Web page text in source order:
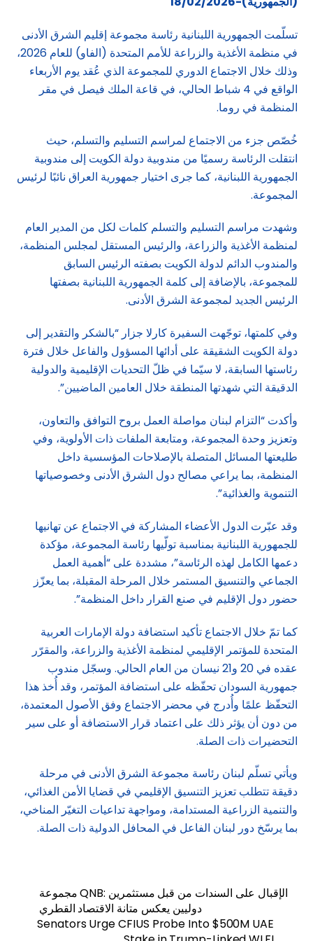
تسلّمت الجمهورية اللبنانية رئاسة مجموعة إقليم الشرق الأدنى
في منظمة الأغذية والزراعة للأمم المتحدة (الفاو) للعام 2026،
وذلك خلال الاجتماع الدوري للمجموعة الذي عُقد يوم الأربعاء
الواقع في 4 شباط الحالي، في قاعة الملك فيصل في مقر
المنظمة في روما.
خُصّص جزء من الاجتماع لمراسم التسليم والتسلم، حيث
انتقلت الرئاسة رسميًا من مندوبية دولة الكويت إلى مندوبية
الجمهورية اللبنانية، كما جرى اختيار جمهورية العراق نائبًا لرئيس
المجموعة.
وشهدت مراسم التسليم والتسلم كلمات لكل من المدير العام
لمنظمة الأغذية والزراعة، والرئيس المستقل لمجلس المنظمة،
والمندوب الدائم لدولة الكويت بصفته الرئيس السابق
للمجموعة، بالإضافة إلى كلمة الجمهورية اللبنانية بصفتها
الرئيس الجديد لمجموعة الشرق الأدنى.
وفي كلمتها، توجّهت السفيرة كارلا جزار “بالشكر والتقدير إلى
دولة الكويت الشقيقة على أدائها المسؤول والفاعل خلال فترة
رئاستها السابقة، لا سيّما في ظلّ التحديات الإقليمية والدولية
الدقيقة التي شهدتها المنطقة خلال العامين الماضيين”.
وأكدت “التزام لبنان مواصلة العمل بروح التوافق والتعاون،
وتعزيز وحدة المجموعة، ومتابعة الملفات ذات الأولوية، وفي
طليعتها المسائل المتصلة بالإصلاحات المؤسسية داخل
المنظمة، بما يراعي مصالح دول الشرق الأدنى وخصوصياتها
التنموية والغذائية”.
وقد عبّرت الدول الأعضاء المشاركة في الاجتماع عن تهانيها
للجمهورية اللبنانية بمناسبة تولّيها رئاسة المجموعة، مؤكدة
دعمها الكامل لهذه الرئاسة”، مشددة على “أهمية العمل
الجماعي والتنسيق المستمر خلال المرحلة المقبلة، بما يعزّز
حضور دول الإقليم في صنع القرار داخل المنظمة”.
كما تمّ خلال الاجتماع تأكيد استضافة دولة الإمارات العربية
المتحدة للمؤتمر الإقليمي لمنظمة الأغذية والزراعة، والمقرّر
عقده في 20 و21 نيسان من العام الحالي. وسجّل مندوب
جمهورية السودان تحفّظه على استضافة المؤتمر، وقد أُخذ هذا
التحفّظ علمًا وأُدرج في محضر الاجتماع وفق الأصول المعتمدة،
من دون أن يؤثر ذلك على اعتماد قرار الاستضافة أو على سير
التحضيرات ذات الصلة.
ويأتي تسلّم لبنان رئاسة مجموعة الشرق الأدنى في مرحلة
دقيقة تتطلب تعزيز التنسيق الإقليمي في قضايا الأمن الغذائي،
والتنمية الزراعية المستدامة، ومواجهة تداعيات التغيّر المناخي،
بما يرسّخ دور لبنان الفاعل في المحافل الدولية ذات الصلة.
مجموعة QNB: الإقبال على السندات من قبل مستثمرين
دوليين يعكس متانة الاقتصاد القطري
Senators Urge CFIUS Probe Into $500M UAE